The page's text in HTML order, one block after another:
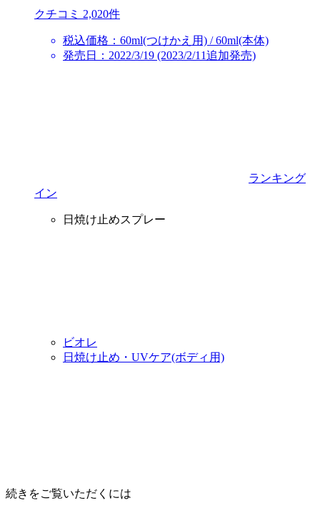
クチコミ 2,020件
税込価格：60ml(つけかえ用) / 60ml(本体)
発売日：2022/3/19 (2023/2/11追加発売)
ランキング
イン
日焼け止めスプレー
ビオレ
日焼け止め・UVケア(ボディ用)
続きをご覧いただくには